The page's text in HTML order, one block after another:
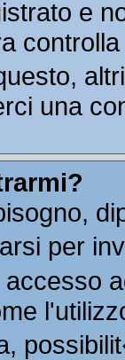
e
una
per